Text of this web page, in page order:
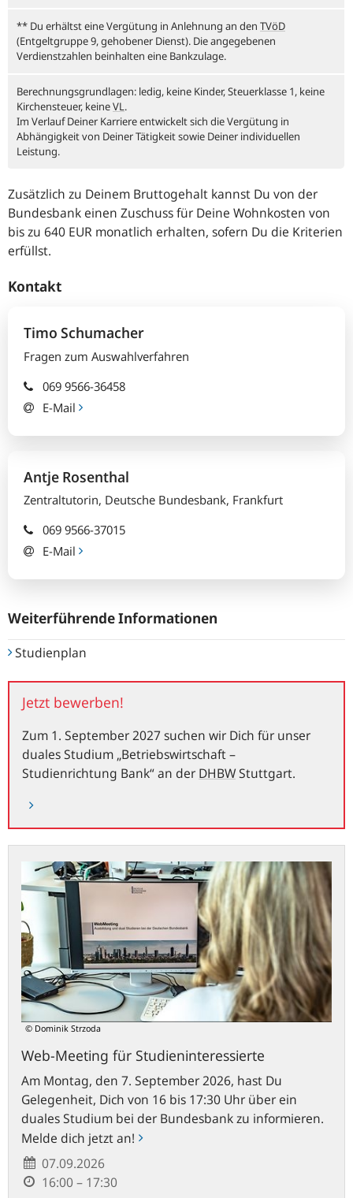
** Du erhältst eine Vergütung in Anlehnung an den TVöD
(Entgeltgruppe 9, gehobener Dienst). Die angegebenen
Verdienstzahlen beinhalten eine Bankzulage.
Berechnungsgrundlagen: ledig, keine Kinder, Steuerklasse 1, keine
Kirchensteuer, keineVL.
Im Verlauf Deiner Karriere entwickelt sich die Vergütung in
Abhängigkeit von Deiner Tätigkeit sowie Deiner individuellen
Leistung.
Zusätzlich zu Deinem Bruttogehalt kannst Du von der
Bundesbank einen Zuschuss für Deine Wohnkosten von
bis zu 640 EUR monatlich erhalten, sofern Du die Kriterien
erfüllst.
Kontakt
Timo Schumacher
Fragen zum Auswahlverfahren
069 9566-36458
E-Mail
Antje Rosenthal
Zentraltutorin, Deutsche Bundesbank, Frankfurt
069 9566-37015
E-Mail
Weiterführende Informationen
Studienplan
Jetzt bewerben!
Zum 1. September 2027 suchen wir Dich für unser
duales Studium „Betriebswirtschaft –
Studienrichtung Bank“ an der DHBWStuttgart.
bewerben!
© Dominik Strzoda
Web-Meeting für Studieninteressierte
Am Montag, den 7. September 2026, hast Du
Gelegenheit, Dich von 16 bis 17:30 Uhr über ein
duales Studium bei der Bundesbank zu informieren.
Melde dich jetzt an!
07.09.2026
16:00 – 17:30
Meeting
für
Studieninteressierte